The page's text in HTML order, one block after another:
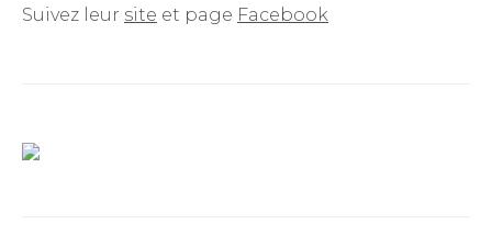
Suivez leur site et page Facebook